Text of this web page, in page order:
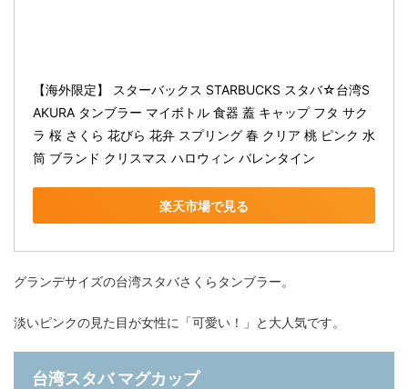
【海外限定】 スターバックス STARBUCKS スタバ☆台湾S
AKURA タンブラー マイボトル 食器 蓋 キャップ フタ サク
ラ 桜 さくら 花びら 花弁 スプリング 春 クリア 桃 ピンク 水
筒 ブランド クリスマス ハロウィン バレンタイン
楽天市場で見る
グランデサイズの台湾スタバさくらタンブラー。
淡いピンクの見た目が女性に「可愛い！」と大人気です。
台湾スタバ マグカップ